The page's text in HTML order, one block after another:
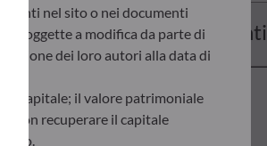
Documenti
nel sito o nei documenti
soggette a modifica da parte di
dei loro autori alla data di
capitale; il valore patrimoniale
non recuperare il capitale